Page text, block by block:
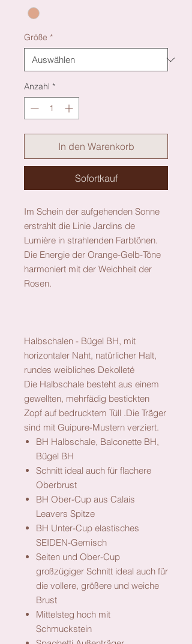
Größe *
Anzahl *
In den Warenkorb
Sofortkauf
Im Schein der aufgehenden Sonne
erstrahlt die Linie Jardins de
Lumière in strahlenden Farbtönen.
Die Energie der Orange-Gelb-Töne
harmoniert mit der Weichheit der
Rosen.
Halbschalen - Bügel BH, mit
horizontaler Naht, natürlicher Halt,
rundes weibliches Dekolleté
Die Halbschale besteht aus einem
gewellten, mehrfädig bestickten
Zopf auf bedrucktem Tüll .Die Träger
sind mit Guipure-Mustern verziert.
BH Halbschale, Balconette BH,
Bügel BH
Schnitt ideal auch für flachere
Oberbrust
BH Ober-Cup aus Calais
Leavers Spitze
BH Unter-Cup elastisches
SEIDEN-Gemisch
Seiten und Ober-Cup
großzügiger Schnitt ideal auch für
die vollere, größere und weiche
Brust
Mittelsteg hoch mit
Schmuckstein